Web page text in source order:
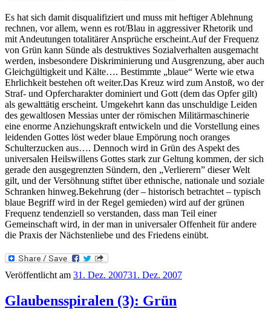
Es hat sich damit disqualifiziert und muss mit heftiger Ablehnung
rechnen, vor allem, wenn es rot/Blau in aggressiver Rhetorik und
mit Andeutungen totalitärer Ansprüche erscheint.Auf der Frequenz
von Grün kann Sünde als destruktives Sozialverhalten ausgemacht
werden, insbesondere Diskriminierung und Ausgrenzung, aber auch
Gleichgültigkeit und Kälte…. Bestimmte „blaue“ Werte wie etwa
Ehrlichkeit bestehen oft weiter.Das Kreuz wird zum Anstoß, wo der
Straf- und Opfercharakter dominiert und Gott (dem das Opfer gilt)
als gewalttätig erscheint. Umgekehrt kann das unschuldige Leiden
des gewaltlosen Messias unter der römischen Militärmaschinerie
eine enorme Anziehungskraft entwickeln und die Vorstellung eines
leidenden Gottes löst weder blaue Empörung noch oranges
Schulterzucken aus…. Dennoch wird in Grün des Aspekt des
universalen Heilswillens Gottes stark zur Geltung kommen, der sich
gerade den ausgegrenzten Sündern, den „Verlierern” dieser Welt
gilt, und der Versöhnung stiftet über ethnische, nationale und soziale
Schranken hinweg.Bekehrung (der – historisch betrachtet – typisch
blaue Begriff wird in der Regel gemieden) wird auf der grünen
Frequenz tendenziell so verstanden, dass man Teil einer
Gemeinschaft wird, in der man in universaler Offenheit für andere
die Praxis der Nächstenliebe und des Friedens einübt.
Veröffentlicht am 31. Dez. 200731. Dez. 2007
Glaubensspiralen (3): Grün